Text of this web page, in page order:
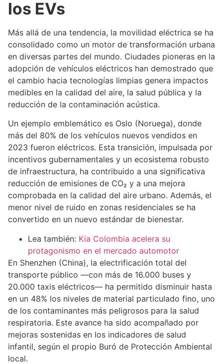
los EVs
Más allá de una tendencia, la movilidad eléctrica se ha
consolidado como un motor de transformación urbana
en diversas partes del mundo. Ciudades pioneras en la
adopción de vehículos eléctricos han demostrado que
el cambio hacia tecnologías limpias genera impactos
medibles en la calidad del aire, la salud pública y la
reducción de la contaminación acústica.
Un ejemplo emblemático es Oslo (Noruega), donde
más del 80% de los vehículos nuevos vendidos en
2023 fueron eléctricos. Esta transición, impulsada por
incentivos gubernamentales y un ecosistema robusto
de infraestructura, ha contribuido a una significativa
reducción de emisiones de CO₂ y a una mejora
comprobada en la calidad del aire urbano. Además, el
menor nivel de ruido en zonas residenciales se ha
convertido en un nuevo estándar de bienestar.
Lea también: Kia Colombia acelera su
protagonismo en el mercado automotor
En Shenzhen (China), la electrificación total del
transporte público —con más de 16.000 buses y
20.000 taxis eléctricos— ha permitido disminuir hasta
en un 48% los niveles de material particulado fino, uno
de los contaminantes más peligrosos para la salud
respiratoria. Este avance ha sido acompañado por
mejoras sostenidas en los indicadores de salud
infantil, según el propio Buró de Protección Ambiental
local.